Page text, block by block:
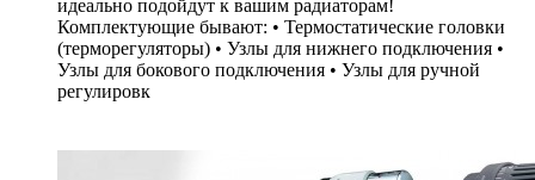
идеально подойдут к вашим радиаторам!
Комплектующие бывают: • Термостатические головки
(терморегуляторы) • Узлы для нижнего подключения •
Узлы для бокового подключения • Узлы для ручной
регулировк